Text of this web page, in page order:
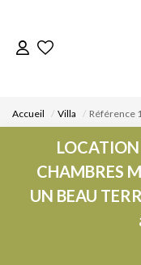
Accueil Villa Référence
CHAMBRES
UN BEAU